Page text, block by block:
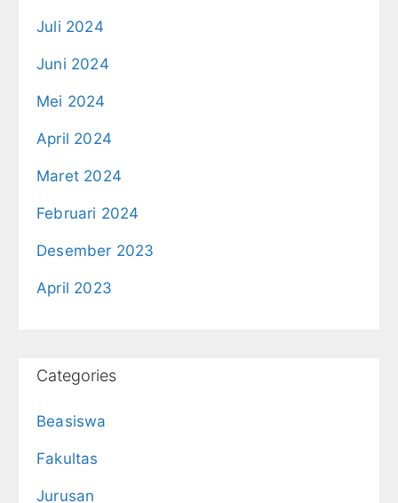
Juli 2024
Juni 2024
Mei 2024
April 2024
Maret 2024
Februari 2024
Desember 2023
April 2023
Categories
Beasiswa
Fakultas
Jurusan